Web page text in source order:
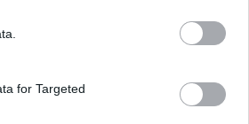
for Targeted